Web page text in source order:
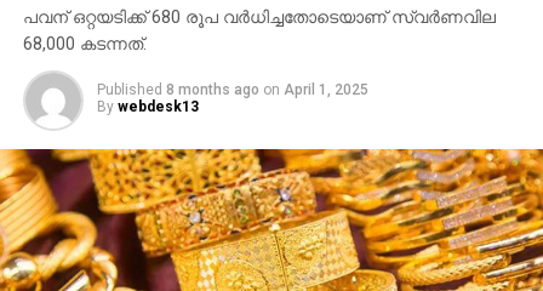
പവന് ഒറ്റയടിക്ക് 680 രൂപ വര്‍ധിച്ചതോടെയാണ് സ്വര്‍ണവില
68,000 കടന്നത്.
Published 8 months ago on April 1, 2025
By webdesk13